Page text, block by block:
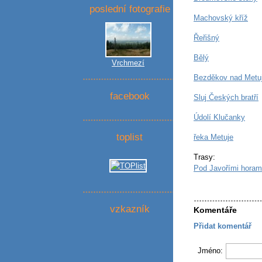
Machovský kříž
Řeřišný
Bělý
Bezděkov nad
Sluj Českých bratří
Údolí Klučanky
řeka Metuje
Trasy:
Pod Javořími
Komentáře
Přidat komentář
Jméno:
poslední fotografie
Vrchmezí
facebook
toplist
vzkazník